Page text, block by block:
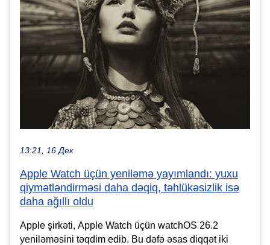
13:21, 16 Дек
Apple Watch üçün yeniləmə yayımlandı: yuxu
qiymətləndirməsi daha dəqiq, təhlükəsizlik isə
daha ağıllı oldu
Apple şirkəti, Apple Watch üçün watchOS 26.2
yeniləməsini təqdim edib. Bu dəfə əsas diqqət iki